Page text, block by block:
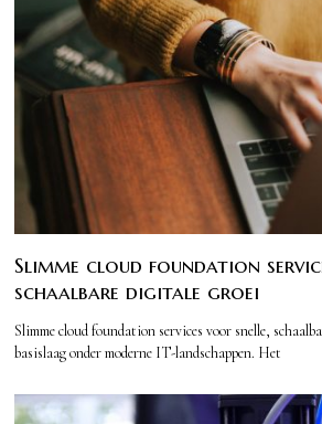
Slimme cloud foundation
schaalbare digitale groei
Slimme cloud foundation services voor snelle,
basislaag onder moderne IT-landschappen. Het